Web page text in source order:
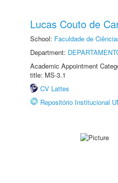
Lucas Couto de
School: Faculdade de
Department:
Academic Appointment
title: MS-3.1
CV Lattes
Repositório Institucional